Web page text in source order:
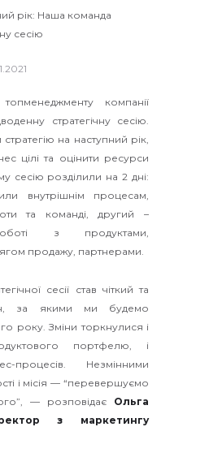
компанії
стратегічну сесію.
на наступний рік,
цілі та оцінити ресурси
сесію розділили на 2 дні:
внутрішнім процесам,
та команді, другий –
з продуктами,
продажу, партнерами.
сесії став чіткий та
за якими ми будемо
року. Зміни торкнулися і
портфелю, і
процесів. Незмінними
і місія — “перевершуємо
— розповідає Ольга
з маркетингу